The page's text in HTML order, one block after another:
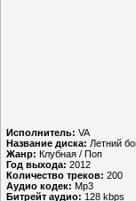
Исполнитель: VA
Название диска: Летний
Жанр: Клубная / Поп
Год выхода: 2012
Количество треков: 200
Аудио кодек: Mp3
Битрейт аудио: 128 kbps